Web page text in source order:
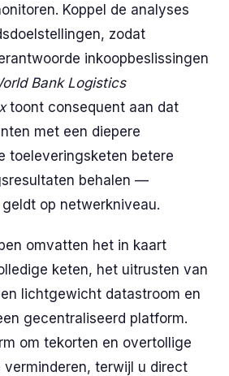
Koppel de analyses
zodat
inkoopbeslissingen
Bank Logistics
toont consequent aan dat
met een diepere
toeleveringsketen betere
behalen —
op netwerkniveau.
omvatten het in kaart
keten, het uitrusten van
lichtgewicht datastroom en
gecentraliseerd platform.
om tekorten en overtollige
terwijl u direct